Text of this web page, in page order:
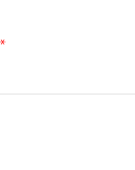
*